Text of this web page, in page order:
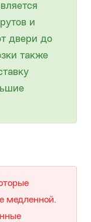
и
двери до
также
медленной.